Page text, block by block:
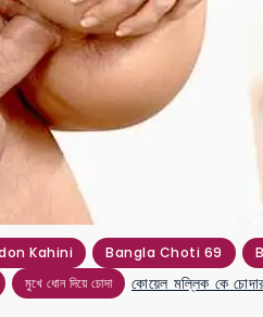
Kahini Bangla Choti 69
মুখে ধোন দিয়ে চোদা
কোয়েল মল্লিক কে